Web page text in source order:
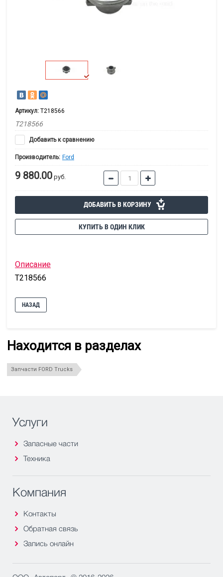
Артикул: T218566
T218566
Добавить к сравнению
Производитель: Ford
9 880.00 руб.
ДОБАВИТЬ В КОРЗИНУ
КУПИТЬ В ОДИН КЛИК
Описание
T218566
НАЗАД
Находится в разделах
Запчасти FORD Trucks
Услуги
Запасные части
Техника
Компания
Контакты
Обратная связь
Запись онлайн